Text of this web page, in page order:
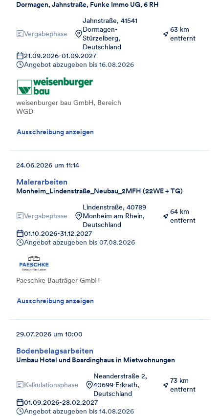
Dormagen, Jahnstraße, Funke Immo UG, 6 RH
Vergabephase
Jahnstraße, 41541
Dormagen-
Stürzelberg,
Deutschland
63 km
entfernt
21.09.2026-01.09.2027
Angebot abzugeben bis 16.08.2026
weisenburger bau GmbH, Bereich
WGD
Ausschreibung anzeigen
Malerarbeiten
Monheim_Lindenstraße_Neubau_2MFH (22WE + TG)
24.06.2026 um 11:14
Vergabephase
Lindenstraße, 40789
Monheim am Rhein,
Deutschland
64 km
entfernt
01.10.2026-31.12.2027
Angebot abzugeben bis 07.08.2026
Paeschke Bauträger GmbH
Ausschreibung anzeigen
Bodenbelagsarbeiten
Umbau Hotel und Boardinghaus in Mietwohnungen
29.07.2026 um 10:00
Kalkulationsphase
Neanderstraße 2,
40699 Erkrath,
Deutschland
73 km
entfernt
01.09.2026-28.02.2027
Angebot abzugeben bis 14.08.2026